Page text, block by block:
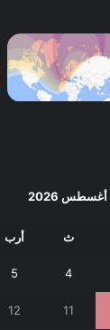
أغسطس 2026
ث أرب
4
5
11
12